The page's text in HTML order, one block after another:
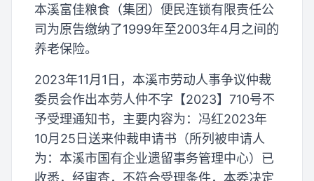
本溪富佳粮食（集团）便民连锁有限责任公
司为原告缴纳了1999年至2003年4月之间的
养老保险。
2023年11月1日，本溪市劳动人事争议仲裁
委员会作出本劳人仲不字【2023】710号不
予受理通知书，主要内容为：冯红2023年
10月25日送来仲裁申请书（所列被申请人
为：本溪市国有企业遗留事务管理中心）已
收悉，经审查，不符合受理条件，本委决定